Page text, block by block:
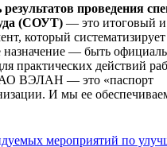
проведения
(СОУТ) — это итоговый и
который
назначение — быть
практических действий
АО ВЭЛАН — это «паспорт
И мы ее